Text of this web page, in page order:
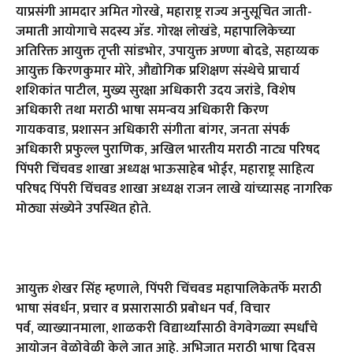
याप्रसंगी आमदार अमित गोरखे,महाराष्ट्र राज्य अनुसूचित जाती-
जमाती आयोगाचे सदस्य अ‍ॅड. गोरक्ष लोखंडे,महापालिकेच्या
अतिरिक्त आयुक्त तृप्ती सांडभोर,उपायुक्त अण्णा बोदडे,सहाय्यक
आयुक्त किरणकुमार मोरे,औद्योगिक प्रशिक्षण संस्थेचे प्राचार्य
शशिकांत पाटील,मुख्य सुरक्षा अधिकारी उदय जरांडे,विशेष
अधिकारी तथा मराठी भाषा समन्वय अधिकारी किरण
गायकवाड,प्रशासन अधिकारी संगीता बांगर,जनता संपर्क
अधिकारी प्रफुल्ल पुराणिक,अखिल भारतीय मराठी नाट्य परिषद
पिंपरी चिंचवड शाखा अध्यक्ष भाऊसाहेब भोईर,महाराष्ट्र साहित्य
परिषद पिंपरी चिंचवड शाखा अध्यक्ष राजन लाखे यांच्यासह नागरिक
मोठ्या संख्येने उपस्थित होते.
आयुक्त शेखर सिंह म्हणाले,पिंपरी चिंचवड महापालिकेतर्फे मराठी
भाषा संवर्धन,प्रचार व प्रसारासाठी प्रबोधन पर्व,विचार
पर्व,व्याख्यानमाला,शाळकरी विद्यार्थ्यांसाठी वेगवेगळ्या स्पर्धांचे
आयोजन वेळोवेळी केले जात आहे. अभिजात मराठी भाषा दिवस